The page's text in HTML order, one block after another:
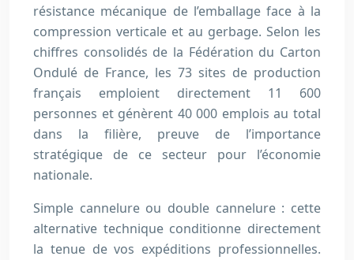
résistance mécanique de l’emballage face à la
compression verticale et au gerbage. Selon les
chiffres consolidés de la Fédération du Carton
Ondulé de France, les 73 sites de production
français emploient directement 11 600
personnes et génèrent 40 000 emplois au total
dans la filière, preuve de l’importance
stratégique de ce secteur pour l’économie
nationale.
Simple cannelure ou double cannelure : cette
alternative technique conditionne directement
la tenue de vos expéditions professionnelles.